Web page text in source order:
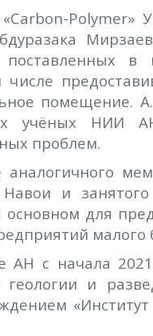
Polymer»
в
помещение.
учёных НИИ
проблем.
и
для
малого
АН с начала
и